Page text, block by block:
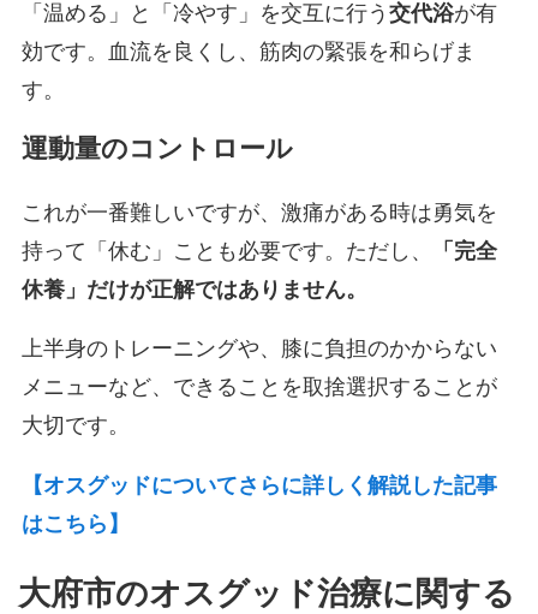
「温める」と「冷やす」を交互に行う 交代浴が有
効です。血流を良くし、筋肉の緊張を和らげま
す。
運動量のコントロール
これが一番難しいですが、激痛がある時は勇気を
持って「休む」ことも必要です。ただし、
「完全
休養」だけが正解ではありません。
上半身のトレーニングや、膝に負担のかからない
メニューなど、できることを取捨選択することが
大切です。
【オスグッドについてさらに詳しく解説した記事
はこちら】
大府市のオスグッド治療に関する